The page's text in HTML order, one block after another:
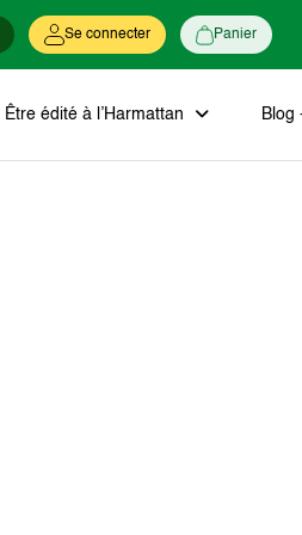
Se connecter Panier
Être édité à l’Harmattan Blog